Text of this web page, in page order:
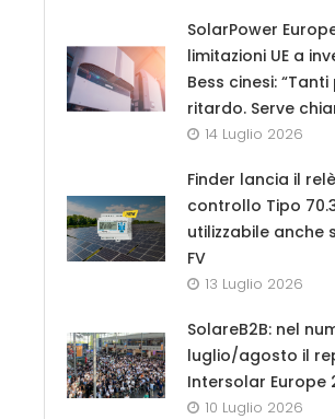
SolarPower
limitazioni UE a
Bess cinesi:
ritardo. Serve
14 Luglio 2026
Finder lancia il
controllo Tipo
utilizzabile anche
FV
13 Luglio 2026
SolareB2B: nel
luglio/agosto il
Intersolar Europe
10 Luglio 2026